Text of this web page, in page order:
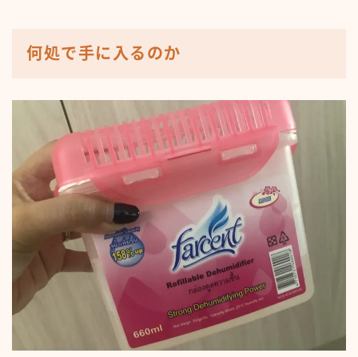
何処で手に入るのか